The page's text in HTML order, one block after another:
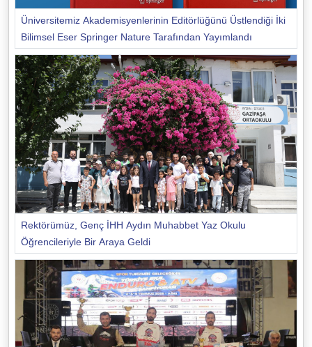
Üniversitemiz Akademisyenlerinin Editörlüğünü Üstlendiği İki
Bilimsel Eser Springer Nature Tarafından Yayımlandı
Rektörümüz, Genç İHH Aydın Muhabbet Yaz Okulu
Öğrencileriyle Bir Araya Geldi